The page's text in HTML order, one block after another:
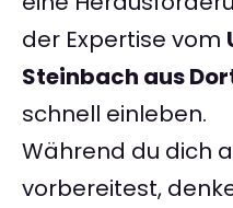
der Expertise vom
Steinbach aus
schnell einleben.
Während du dich
vorbereitest,